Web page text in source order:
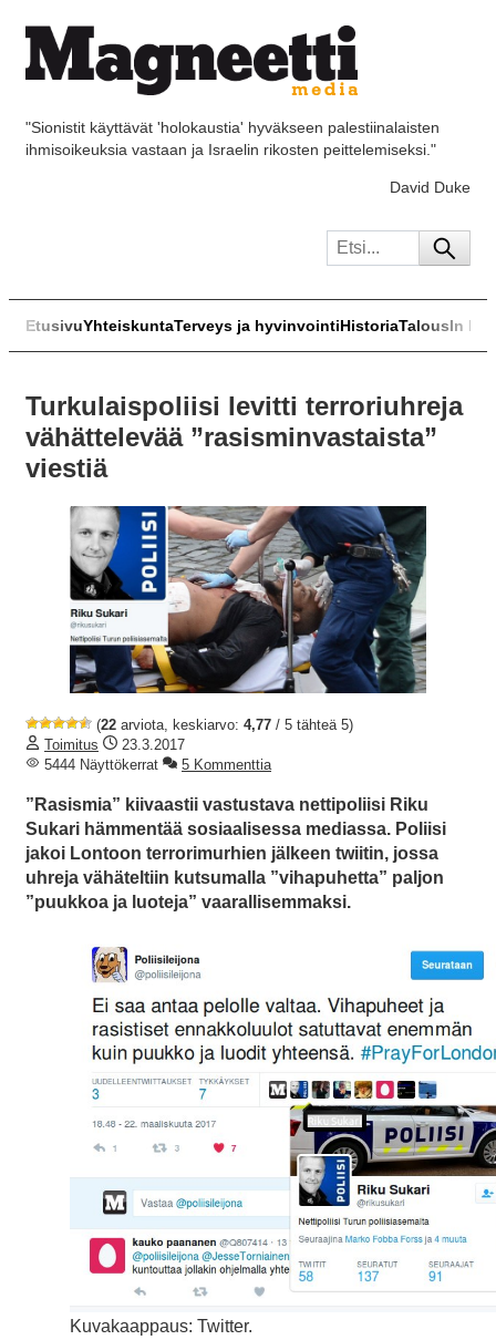
"Sionistit käyttävät 'holokaustia' hyväkseen palestiinalaisten
ihmisoikeuksia vastaan ja Israelin rikosten peittelemiseksi."
David Duke
EtusivuYhteiskuntaTerveys ja hyvinvointiHistoriaTalousIn
Turkulaispoliisi levitti terroriuhreja
vähättelevää ”rasisminvastaista”
viestiä
(22 arviota, keskiarvo: 4,77 / 5 tähteä 5)
Toimitus
23.3.2017
5444 Näyttökerrat
5 Kommenttia
”Rasismia” kiivaastii vastustava nettipoliisi Riku
Sukari hämmentää sosiaalisessa mediassa. Poliisi
jakoi Lontoon terrorimurhien jälkeen twiitin, jossa
uhreja vähäteltiin kutsumalla ”vihapuhetta” paljon
”puukkoa ja luoteja” vaarallisemmaksi.
Kuvakaappaus: Twitter.